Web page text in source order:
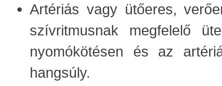
Artériás vagy ütőeres,
szívritmusnak megfelelő
nyomókötésen és az
hangsúly.